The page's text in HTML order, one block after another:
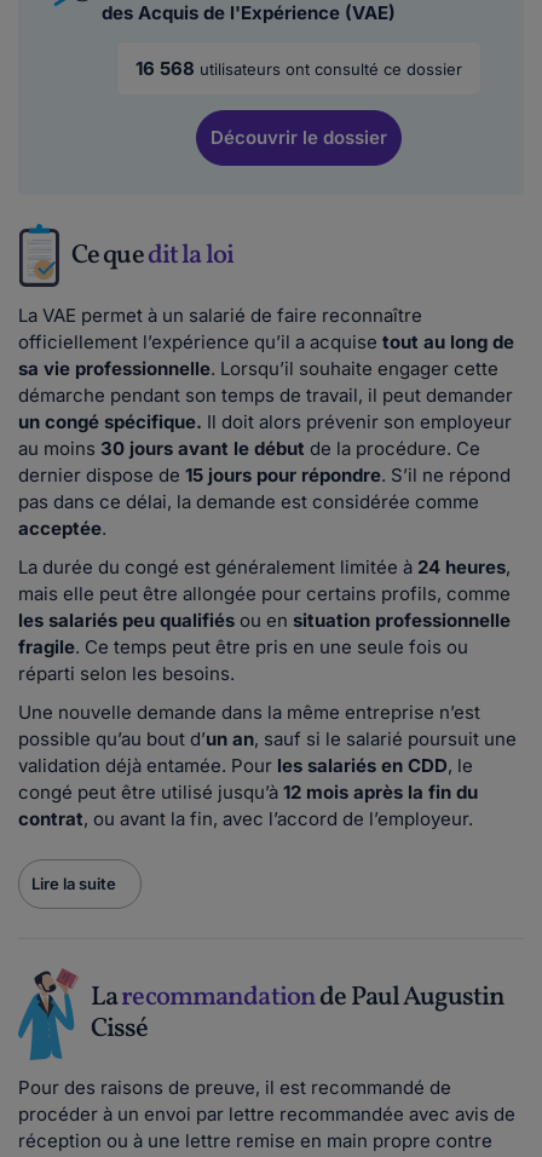
des Acquis de l'Expérience (VAE)
16 568 utilisateurs ont consulté ce dossier
Découvrirle dossier
Ce quedit la loi
La VAE permet à un salarié de faire reconnaître
officiellement l’expérience qu’il a acquise tout au long de
sa vie professionnelle. Lorsqu’il souhaite engager cette
démarche pendant son temps de travail, il peut demander
un congé spécifique. Il doit alors prévenir son employeur
au moins 30 jours avant le début de la procédure. Ce
dernier dispose de 15 jours pour répondre. S’il ne répond
pas dans ce délai, la demande est considérée comme
acceptée.
La durée du congé est généralement limitée à 24 heures,
mais elle peut être allongée pour certains profils, comme
les salariés peu qualifiés ou en situation professionnelle
fragile. Ce temps peut être pris en une seule fois ou
réparti selon les besoins.
Une nouvelle demande dans la même entreprise n’est
possible qu’au bout d’un an, sauf si le salarié poursuit une
validation déjà entamée. Pour les salariés en CDD, le
congé peut être utilisé jusqu’à 12 mois après la fin du
contrat, ou avant la fin, avec l’accord de l’employeur.
Lire la suite
Larecommandationde Paul Augustin
Cissé
Pour des raisons de preuve, il est recommandé de
procéder à un envoi par lettre recommandée avec avis de
réception ou à une lettre remise en main propre contre